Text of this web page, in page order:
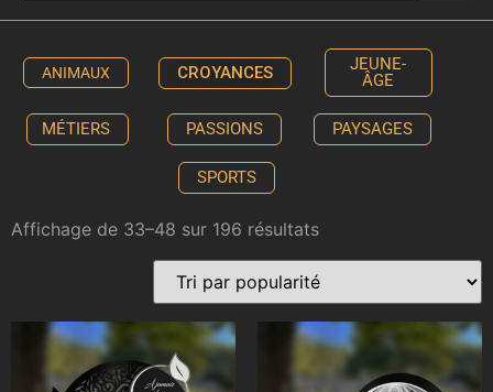
ANIMAUX CROYANCES
JEUNE-
ÂGE
MÉTIERS PASSIONS PAYSAGES
SPORTS
Affichage de 33–48 sur 196 résultats